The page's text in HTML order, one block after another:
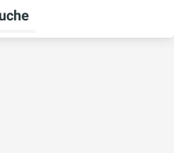
umschalten
für Ratgeber